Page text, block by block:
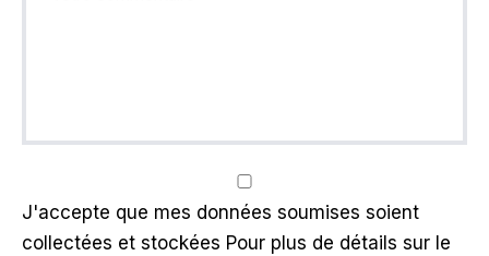
J'accepte que mes données soumises soient
collectées et stockées Pour plus de détails sur le